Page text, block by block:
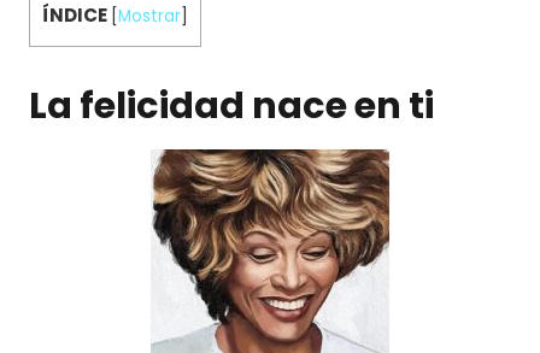
ÍNDICE [Mostrar]
La felicidad nace en ti